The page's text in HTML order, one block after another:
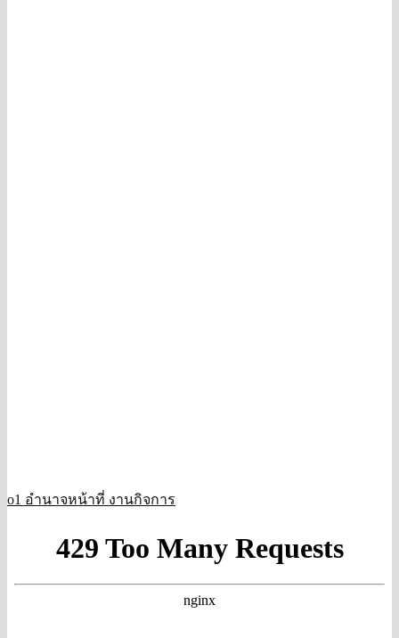
o1 อำนาจหน้าที่ งานกิจการ